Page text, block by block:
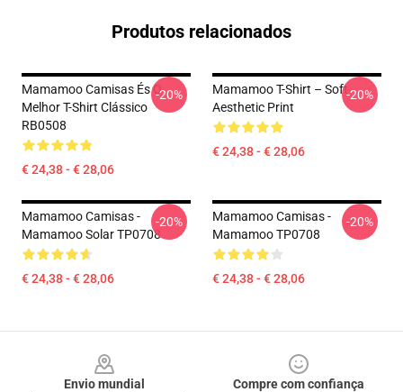
Produtos relacionados
Mamamoo Camisas És O
Melhor T-Shirt Clássico
RB0508
€ 24,38 - € 28,06
-20%
Mamamoo T-Shirt – Soft
Aesthetic Print
€ 24,38 - € 28,06
-20%
Mamamoo Camisas -
Mamamoo Solar TP0708
€ 24,38 - € 28,06
-20%
Mamamoo Camisas -
Mamamoo TP0708
€ 24,38 - € 28,06
-20%
Envio mundial
Compre com confiança